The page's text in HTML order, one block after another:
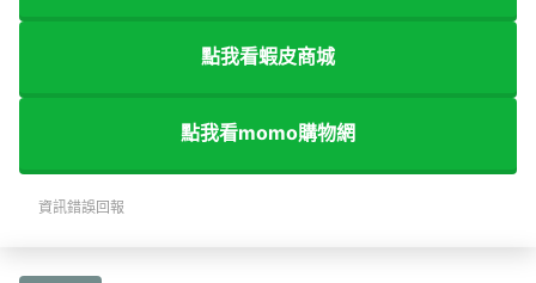
點我看蝦皮商城
點我看momo購物網
資訊錯誤回報